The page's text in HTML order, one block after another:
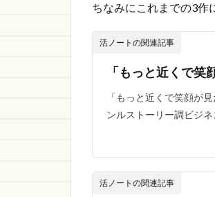
ちなみにこれまでの3作
活ノートの関連記事
「もっと近くで
「もっと近くで笑顔が
ンルストーリー調ビジ
活ノートの関連記事